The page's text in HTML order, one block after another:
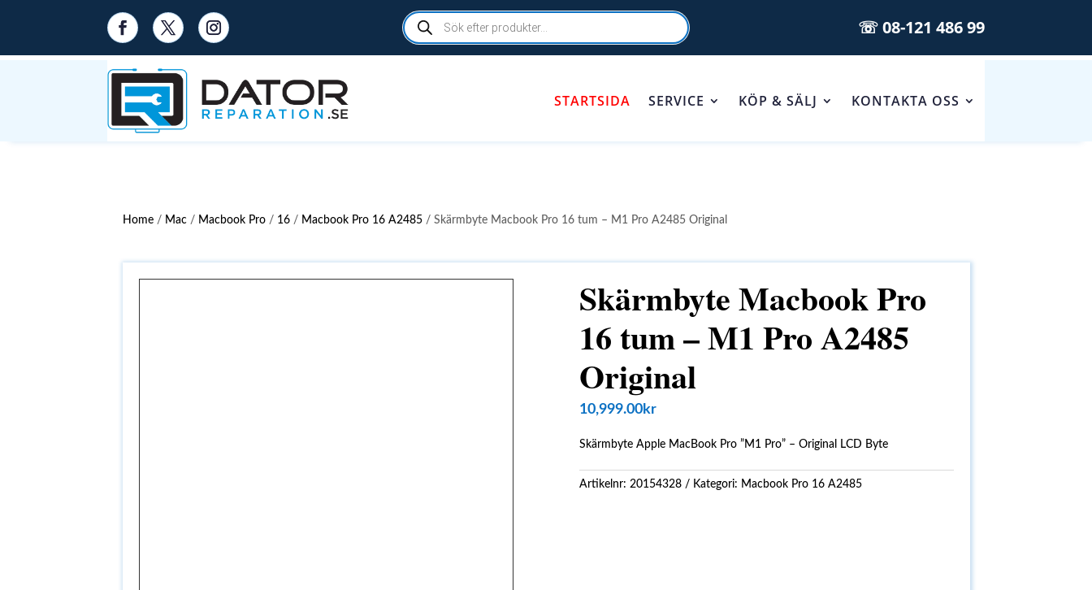
Products
search ☏ 08-121 486 99
STARTSIDA SERVICE KÖP & SÄLJ KONTAKTA OSS
Home / Mac / Macbook Pro / 16 / Macbook Pro 16 A2485 / Skärmbyte Macbook Pro 16 tum – M1 Pro A2485 Original
Skärmbyte Macbook Pro
16 tum – M1 Pro A2485
Original
10,999.00kr
Skärmbyte Apple MacBook Pro ”M1 Pro” – Original LCD Byte
Artikelnr: 20154328 Kategori: Macbook Pro 16 A2485